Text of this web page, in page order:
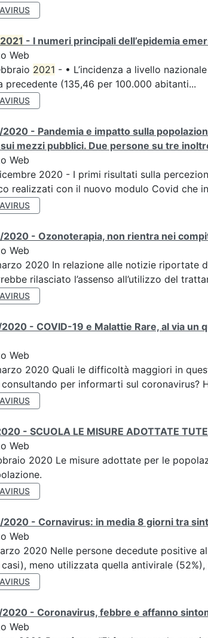
2021 - I numeri principali dell’epidemia
Web
2021 - • L’incidenza a livello
precedente (135,46 per 100.000 abitanti...
2020 - Pandemia e impatto sulla
mezzi pubblici. Due persone su tre
Web
2020 - I primi risultati sulla
realizzati con il nuovo modulo Covid che
/2020 - Ozonoterapia, non rientra nei
Web
2020 In relazione alle notizie riportate
rilasciato l’assenso all’utilizzo del
2020 - COVID-19 e Malattie Rare, al via
Web
2020 Quali le difficoltà maggiori in
per informarti sul coronavirus?
- SCUOLA LE MISURE ADOTTATE
Web
2020 Le misure adottate per le
2020 - Cornavirus: in media 8 giorni tra
Web
2020 Nelle persone decedute positive
meno utilizzata quella antivirale (52%),
2020 - Coronavirus, febbre e affanno
Web